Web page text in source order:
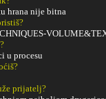
hrana nije bitna
u procesu
prijatelj?